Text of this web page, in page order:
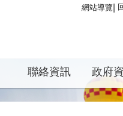
網站導覽
聯絡資訊 政府